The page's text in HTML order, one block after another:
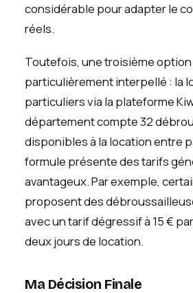
considérable pour adapter le
réels.
Toutefois, une troisième option
particulièrement interpellé : la
particuliers via la plateforme
département compte 32
disponibles à la location entre
formule présente des tarifs
avantageux. Par exemple,
proposent des
avec un tarif dégressif à 15 €
deux jours de location.
Ma Décision Finale